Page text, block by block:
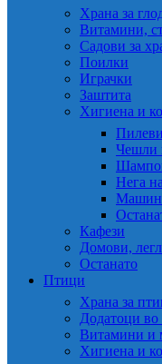
Храна за
Витамини,
Садови за
Поилки
Играчки
Заштита
Хигиена и
Чешли
Нега
Кафези
Домови,
Останато
Птици
Храна за
Додатоци во
Витамини и
Хигиена и